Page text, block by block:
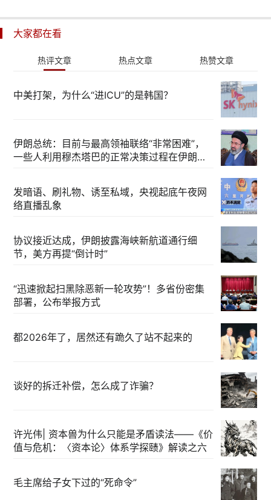
大家都在看
热评文章 热点文章 热赞文章
中美打架，为什么“进ICU”的是韩国？
伊朗总统：目前与最高领袖联络“非常困难”，
一些人利用穆杰塔巴的正常决策过程在伊朗内
发暗语、刷礼物、诱至私域，央视起底午夜网
络直播乱象
协议接近达成，伊朗披露海峡新航道通行细
节，美方再提“倒计时”
“迅速掀起扫黑除恶新一轮攻势”！多省份密集
部署，公布举报方式
都2026年了，居然还有跪久了站不起来的
谈好的拆迁补偿，怎么成了诈骗？
许光伟| 资本兽为什么只能是矛盾读法——《价
值与危机：〈资本论〉体系学探赜》解读之六
毛主席给子女下过的“死命令”